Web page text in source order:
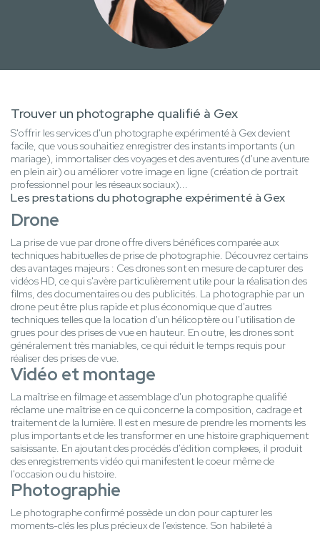
Trouver un photographe qualifié à Gex
S'offrir les services d'un photographe expérimenté à Gex devient
facile, que vous souhaitiez enregistrer des instants importants (un
mariage), immortaliser des voyages et des aventures (d'une aventure
en plein air) ou améliorer votre image en ligne (création de portrait
professionnel pour les réseaux sociaux)...
Les prestations du photographe expérimenté à Gex
Drone
La prise de vue par drone offre divers bénéfices comparée aux
techniques habituelles de prise de photographie. Découvrez certains
des avantages majeurs : Ces drones sont en mesure de capturer des
vidéos HD, ce qui s'avère particulièrement utile pour la réalisation des
films, des documentaires ou des publicités. La photographie par un
drone peut être plus rapide et plus économique que d'autres
techniques telles que la location d'un hélicoptère ou l'utilisation de
grues pour des prises de vue en hauteur. En outre, les drones sont
généralement très maniables, ce qui réduit le temps requis pour
réaliser des prises de vue.
Vidéo et montage
La maîtrise en filmage et assemblage d'un photographe qualifié
réclame une maîtrise en ce qui concerne la composition, cadrage et
traitement de la lumière. Il est en mesure de prendre les moments les
plus importants et de les transformer en une histoire graphiquement
saisissante. En ajoutant des procédés d'édition complexes, il produit
des enregistrements vidéo qui manifestent le coeur même de
l'occasion ou du histoire.
Photographie
Le photographe confirmé possède un don pour capturer les
moments-clés les plus précieux de l'existence. Son habileté à